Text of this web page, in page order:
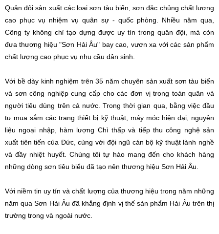
Quân đội sản xuất các loại sơn tàu biển, sơn đặc chủng chất lượng
cao phục vụ nhiệm vụ quân sự - quốc phòng. Nhiều năm qua,
Công ty không chỉ tạo dựng được uy tín trong quân đội, mà còn
đưa thương hiệu "Sơn Hải Âu" bay cao, vươn xa với các sản phẩm
chất lượng cao phục vụ nhu cầu dân sinh.
Với bề dày kinh nghiệm trên 35 năm chuyên sản xuất sơn tàu biển
và sơn công nghiệp cung cấp cho các đơn vị trong toàn quân và
người tiêu dùng trên cả nước. Trong thời gian qua, bằng việc đầu
tư mua sắm các trang thiết bị kỹ thuật, máy móc hiện đại, nguyên
liệu ngoại nhập, hàm lượng Chì thấp và tiếp thu công nghệ sản
xuất tiên tiến của Đức, cùng với đội ngũ cán bộ kỹ thuật lành nghề
và đầy nhiệt huyết. Chúng tôi tự hào mang đến cho khách hàng
những dòng sơn tiêu biểu đã tạo nên thương hiệu Sơn Hải Âu.
Với niềm tin uy tín và chất lượng của thương hiệu trong năm những
năm qua Sơn Hải Âu đã khẳng định vị thế sản phẩm Hải Âu trên thị
trường trong và ngoài nước.